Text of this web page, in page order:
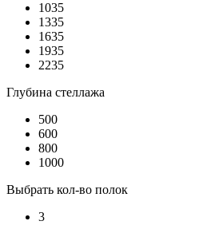
1035
1335
1635
1935
2235
Глубина стеллажа
500
600
800
1000
Выбрать кол-во полок
3